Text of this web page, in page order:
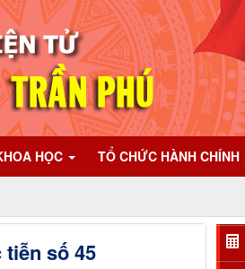
HỌC TỔ CHỨC HÀNH CHÍNH
số 45